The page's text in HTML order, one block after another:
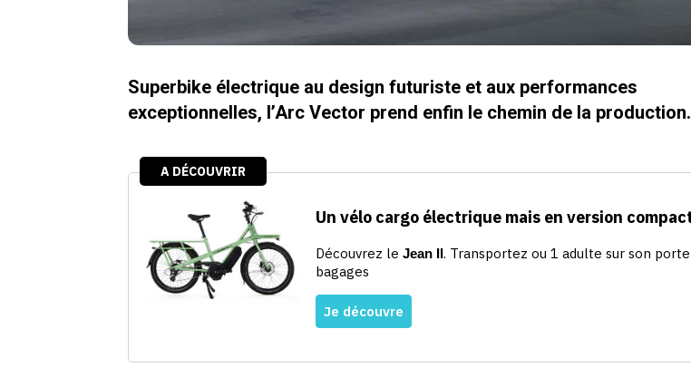
Superbike électrique au design futuriste et aux performances
exceptionnelles, l’Arc Vector prend enfin le chemin de la production.